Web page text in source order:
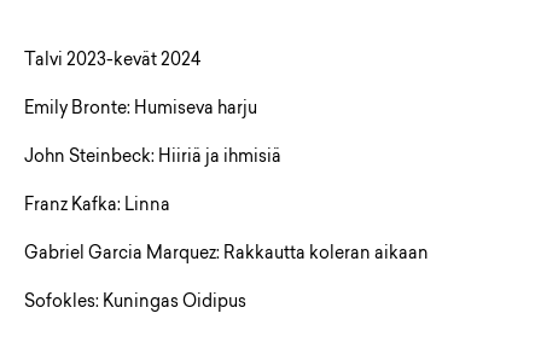
Talvi 2023-kevät 2024
Emily Bronte: Humiseva harju
John Steinbeck: Hiiriä ja ihmisiä
Franz Kafka: Linna
Gabriel Garcia Marquez: Rakkautta koleran aikaan
Sofokles: Kuningas Oidipus